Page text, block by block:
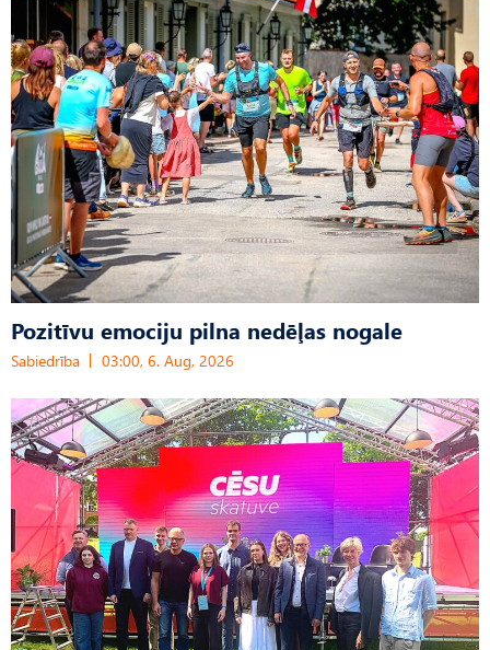
Pozitīvu emociju pilna nedēļas nogale
Sabiedrība 03:00, 6. Aug, 2026